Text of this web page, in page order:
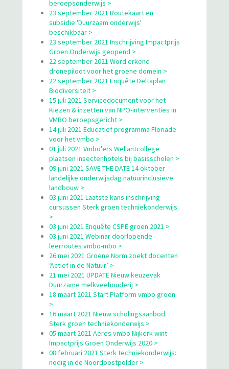
beroepsonderwijs >
23 september 2021 Routekaart en
subsidie 'Duurzaam onderwijs'
beschikbaar >
23 september 2021 Inschrijving Impactprijs
Groen Onderwijs geopend >
22 september 2021 Word erkend
dronepiloot voor het groene domein >
22 september 2021 Enquête Deltaplan
Biodiversiteit >
15 juli 2021 Servicedocument voor het
Kiezen & inzetten van NPO-interventies in
VMBO beroepsgericht >
14 juli 2021 Educatief programma Floriade
voor het vmbo >
01 juli 2021 Vmbo'ers Wellantcollege
plaatsen insectenhotels bij basisscholen >
09 juni 2021 SAVE THE DATE 14 oktober
landelijke onderwijsdag natuurinclusieve
landbouw >
03 juni 2021 Laatste kans inschrijving
cursussen Sterk groen techniekonderwijs
>
03 juni 2021 Enquête CSPE groen 2021 >
03 juni 2021 Webinar doorlopende
leerroutes vmbo-mbo >
26 mei 2021 Groene Norm zoekt docenten
‘Actief in de Natuur’ >
21 mei 2021 UPDATE Nieuw keuzevak
Duurzame melkveehouderij >
18 maart 2021 Start Platform vmbo groen
>
16 maart 2021 Nieuw scholingsaanbod:
Sterk groen techniekonderwijs >
05 maart 2021 Aeres vmbo Nijkerk wint
Impactprijs Groen Onderwijs 2020 >
08 februari 2021 Sterk techniekonderwijs:
nodig in de Noordoostpolder >